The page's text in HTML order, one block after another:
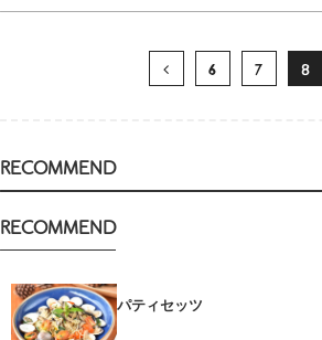
6 7 8
RECOMMEND
RECOMMEND
パティセッツ